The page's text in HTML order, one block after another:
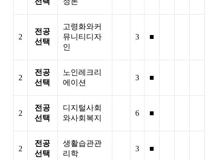
2
전공
선택
고령화와커
뮤니티디자
인
3 ■
2
전공
선택
노인레크리
에이션
3 ■
2
전공
선택
디지털사회
와사회복지
6 ■
2
전공
선택
생활습관관
리학
3 ■